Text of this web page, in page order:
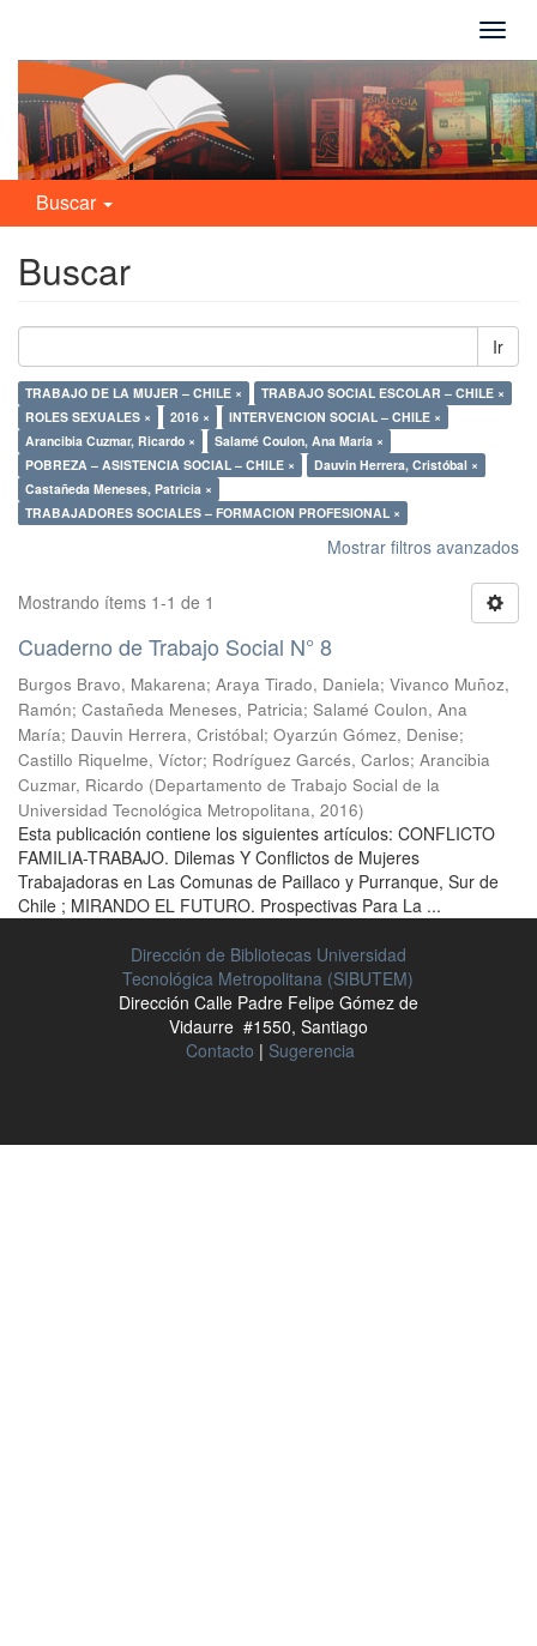
Buscar
Buscar
Ir
TRABAJO DE LA MUJER – CHILE ×
TRABAJO SOCIAL ESCOLAR – CHILE ×
ROLES SEXUALES ×
2016 ×
INTERVENCION SOCIAL – CHILE ×
Arancibia Cuzmar, Ricardo ×
Salamé Coulon, Ana María ×
POBREZA – ASISTENCIA SOCIAL – CHILE ×
Dauvin Herrera, Cristóbal ×
Castañeda Meneses, Patricia ×
TRABAJADORES SOCIALES – FORMACION PROFESIONAL ×
Mostrar filtros avanzados
Mostrando ítems 1-1 de 1
Cuaderno de Trabajo Social N° 8
Burgos Bravo, Makarena; Araya Tirado, Daniela; Vivanco Muñoz,
Ramón; Castañeda Meneses, Patricia; Salamé Coulon, Ana
María; Dauvin Herrera, Cristóbal; Oyarzún Gómez, Denise;
Castillo Riquelme, Víctor; Rodríguez Garcés, Carlos; Arancibia
Cuzmar, Ricardo (Departamento de Trabajo Social de la
Universidad Tecnológica Metropolitana, 2016)
Esta publicación contiene los siguientes artículos: CONFLICTO
FAMILIA-TRABAJO. Dilemas Y Conflictos de Mujeres
Trabajadoras en Las Comunas de Paillaco y Purranque, Sur de
Chile ; MIRANDO EL FUTURO. Prospectivas Para La ...
Dirección de Bibliotecas Universidad
Tecnológica Metropolitana (SIBUTEM)
Dirección Calle Padre Felipe Gómez de
Vidaurre #1550, Santiago
Contacto | Sugerencia